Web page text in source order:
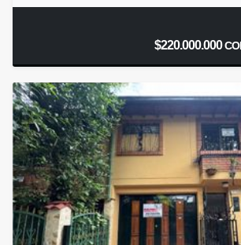
$220.000.000